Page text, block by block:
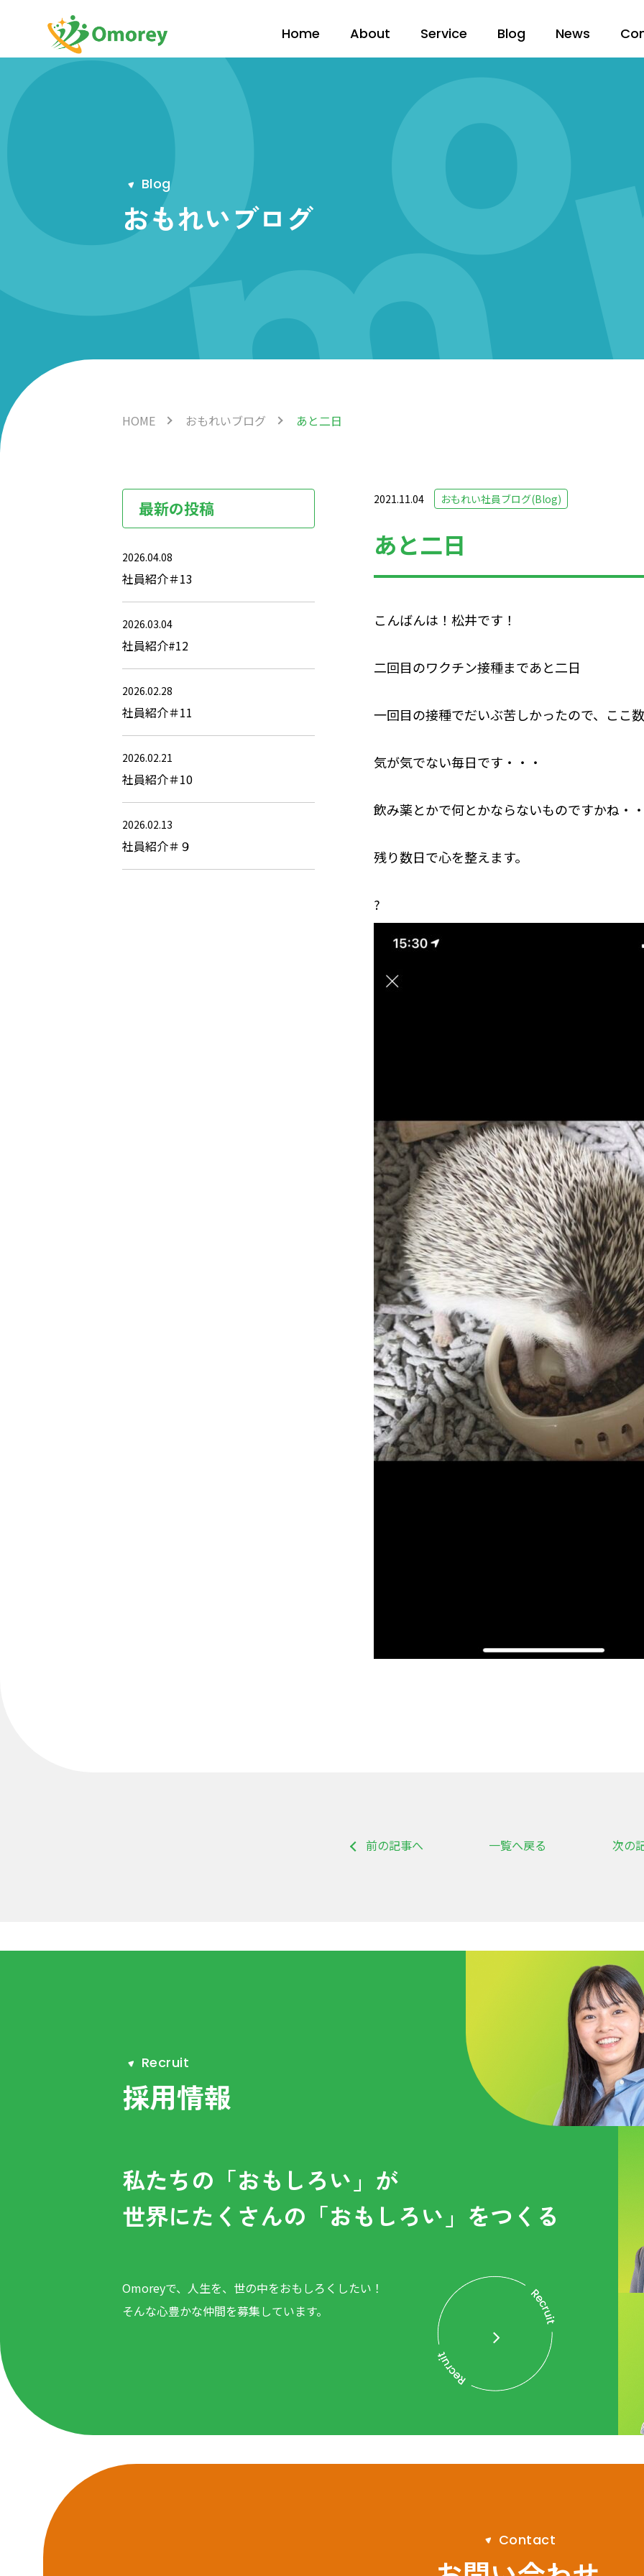
Home About Service Blog News
Blog
おもれいブログ
HOME おもれいブログ あと二日
2021.11.04 おもれい社員ブログ(Blog)
あと二日
こんばんは！松井です！
二回目のワクチン接種まであと二日
一回目の接種でだいぶ苦しかったので、ここ
気が気でない毎日です・・・
飲み薬とかで何とかならないものですかね・
残り数日で心を整えます。
?
最新の投稿
2026.04.08
社員紹介＃13
2026.03.04
社員紹介#12
2026.02.28
社員紹介＃11
2026.02.21
社員紹介＃10
2026.02.13
社員紹介＃９
前の記事へ 次の
一覧へ戻る
Recruit
採用情報
私たちの「おもしろい」が
世界にたくさんの 「おもしろい」をつくる
Omoreyで、人生を、世の中をおもしろくしたい！
そんな心豊かな仲間を募集しています。
Contact